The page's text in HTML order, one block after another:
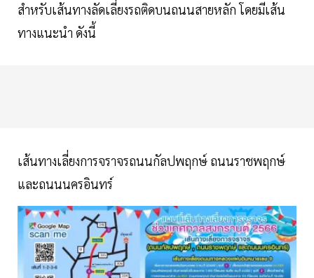
สำหรับเส้นทางลัดเลี่ยงรถติดบนถนนสายหลัก โดยมีเส้น
ทางแนะนำ ดังนี้
เส้นทางเลี่ยงการจราจรถนนกัลปพฤกษ์ ถนนราชพฤกษ์
และถนนนครอินทร์